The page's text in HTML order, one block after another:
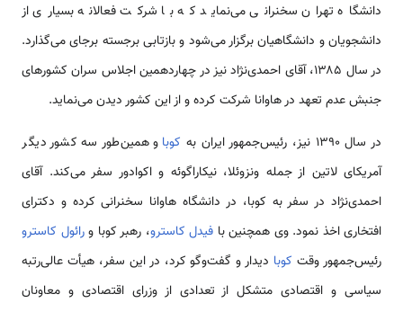
دانشگاه تهران سخنرانی می‌نماید که با شرکت فعالانه بسیاری از
دانشجویان و دانشگاهیان برگزار می‌شود و بازتابی برجسته برجای می‌گذارد.
در سال ۱۳۸۵، آقای احمدی‌نژاد نیز در چهاردهمین اجلاس سران کشورهای
جنبش عدم تعهد در هاوانا شرکت کرده و از این کشور دیدن می‌نماید.
در سال ۱۳۹۰ نیز، رئیس‌جمهور ایران به کوبا و همین‌طور سه کشور دیگر
آمریکای لاتین از جمله ونزوئلا، نیکاراگوئه و اکوادور سفر می‌کند. آقای
احمدی‌نژاد در سفر به کوبا، در دانشگاه هاوانا سخنرانی کرده و دکترای
افتخاری اخذ نمود. وی همچنین با فیدل کاسترو، رهبر کوبا ورائول کاسترو
رئیس‌جمهور وقت کوبا دیدار و گفت‌وگو کرد، در این سفر، هیأت عالی‌رتبه
سیاسی و اقتصادی متشکل از تعدادی از وزرای اقتصادی و معاونان